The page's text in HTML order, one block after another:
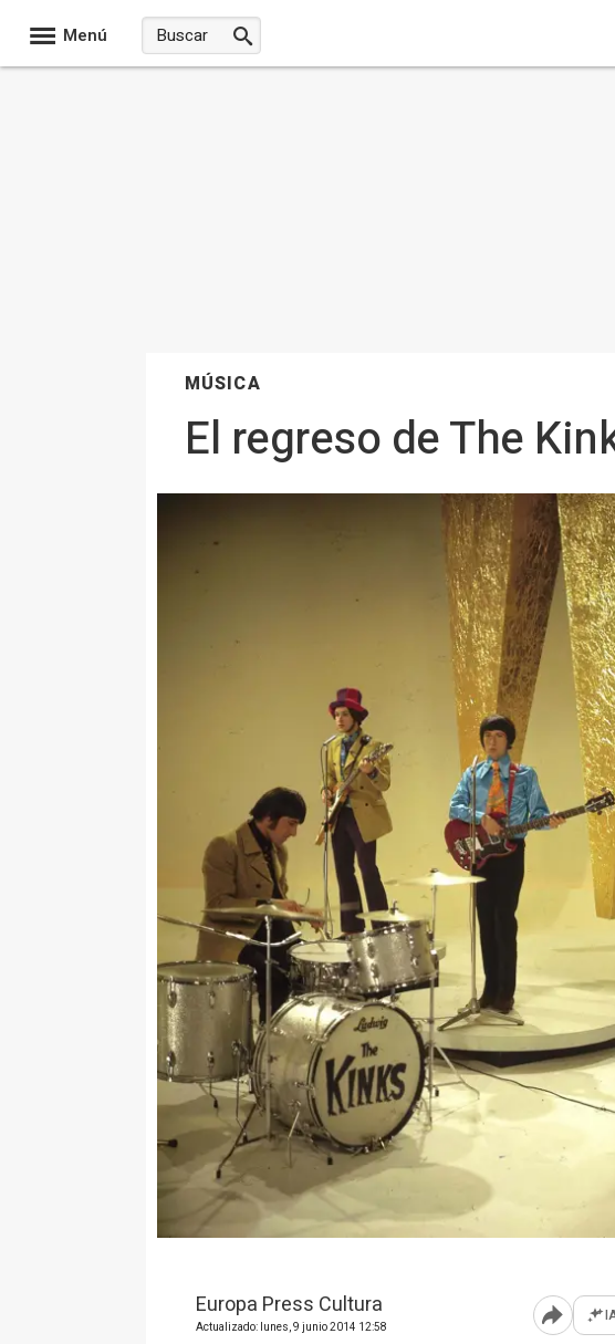
Menú
MÚSICA
El regreso de The
Europa Press Cultura
Actualizado: lunes, 9 junio 2014 12:58 Abrir